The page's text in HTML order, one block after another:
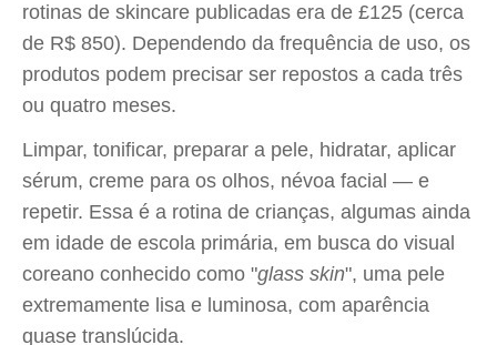
rotinas de skincare publicadas era de £125 (cerca
de R$ 850). Dependendo da frequência de uso, os
produtos podem precisar ser repostos a cada três
ou quatro meses.
Limpar, tonificar, preparar a pele, hidratar, aplicar
sérum, creme para os olhos, névoa facial — e
repetir. Essa é a rotina de crianças, algumas ainda
em idade de escola primária, em busca do visual
coreano conhecido como "glass skin", uma pele
extremamente lisa e luminosa, com aparência
quase translúcida.